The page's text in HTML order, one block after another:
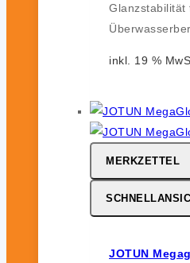
Glanzstabilität
inkl. 19 %
MERKZETTEL
JOTUN